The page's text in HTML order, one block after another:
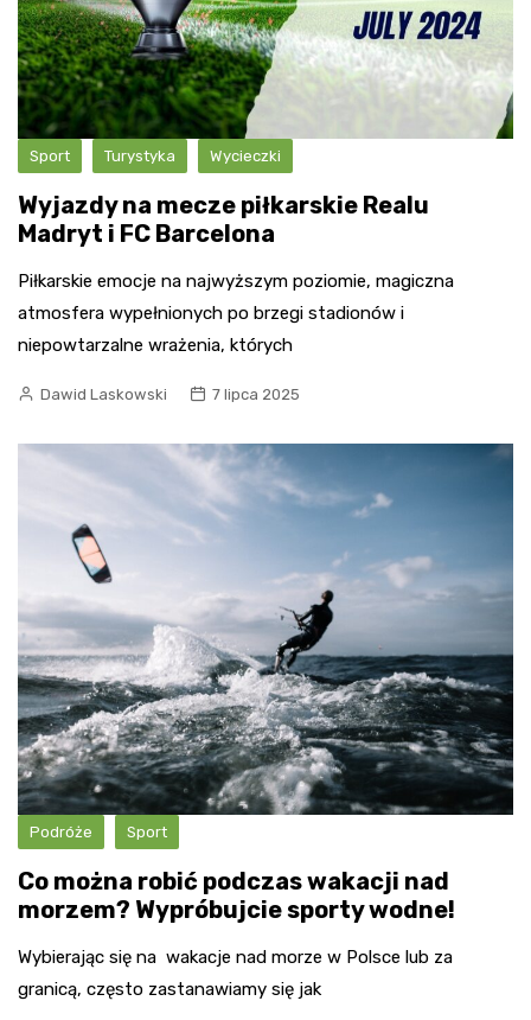
Sport Turystyka Wycieczki
Wyjazdy na mecze piłkarskie Realu
Madryt i FC Barcelona
Piłkarskie emocje na najwyższym poziomie, magiczna
atmosfera wypełnionych po brzegi stadionów i
niepowtarzalne wrażenia, których
Dawid Laskowski 7 lipca 2025
Podróże Sport
Co można robić podczas wakacji nad
morzem? Wypróbujcie sporty wodne!
Wybierając się na wakacje nad morze w Polsce lub za
granicą, często zastanawiamy się jak